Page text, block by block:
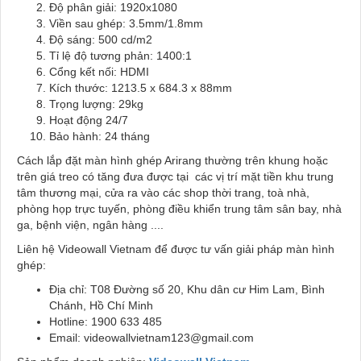
Độ phân giải: 1920x1080
Viền sau ghép: 3.5mm/1.8mm
Độ sáng: 500 cd/m2
Tỉ lệ độ tương phản: 1400:1
Cổng kết nối: HDMI
Kích thước: 1213.5 x 684.3 x 88mm
Trọng lượng: 29kg
Hoạt động 24/7
Bảo hành: 24 tháng
Cách lắp đặt màn hình ghép Arirang thường trên khung hoặc
trên giá treo có tăng đưa được tại các vị trí mặt tiền khu trung
tâm thương mại, cửa ra vào các shop thời trang, toà nhà,
phòng họp trực tuyến, phòng điều khiển trung tâm sân bay, nhà
ga, bệnh viện, ngân hàng ....
Liên hệ Videowall Vietnam để được tư vấn giải pháp màn hình
ghép:
Địa chỉ: T08 Đường số 20, Khu dân cư Him Lam, Bình
Chánh, Hồ Chí Minh
Hotline: 1900 633 485
Email: videowallvietnam123@gmail.com